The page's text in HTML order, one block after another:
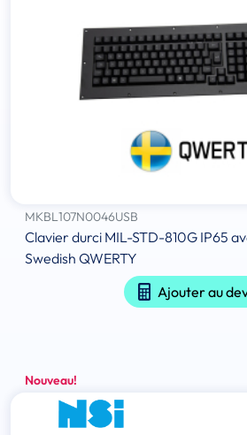
MKBL107N0046USB
Clavier durci MIL-STD-810G IP65
Swedish QWERTY
Ajouter au
Nouveau!